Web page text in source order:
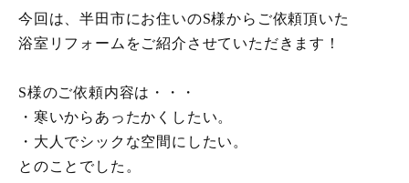
今回は、半田市にお住いのS様からご依頼頂いた
浴室リフォームをご紹介させていただきます！
S様のご依頼内容は・・・
・寒いからあったかくしたい。
・大人でシックな空間にしたい。
とのことでした。